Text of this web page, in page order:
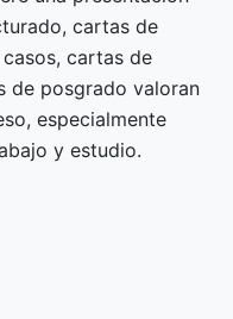
cartas de
cartas de
de posgrado valoran
especialmente
y estudio.